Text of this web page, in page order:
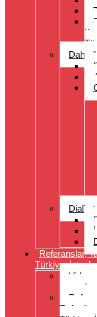
Daha
Dializ
Referanslar,
Türkiye,
Video